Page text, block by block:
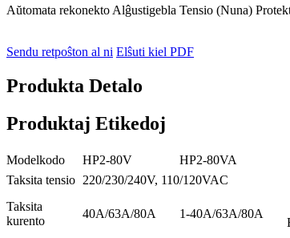
Aŭtomata rekonekto Alĝustigebla Tensio (Nuna)
Sendu retpoŝton al ni Elŝuti kiel PDF
Produkta Detalo
Produktaj Etikedoj
Modelkodo HP2-80V
HP2-80VA
Taksita tensio 220/230/240V, 110/120VAC
Taksita
kurento
40A/63A/80A 1-40A/63A/80A